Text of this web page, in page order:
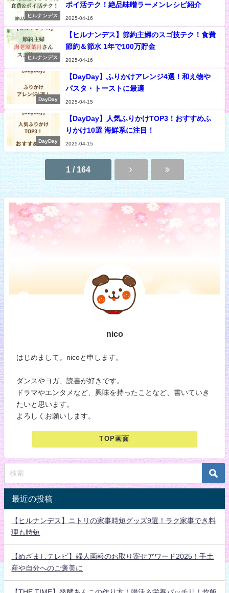
ヒルナンデス
ポイ活テク！絶品味噌ラーメンレシピ紹介
2025-04-16
ヒルナンデス
【ヒルナンデス】節約主婦のスゴ技テク！食費
節約＆節水 1年で100万貯金
2025-04-16
DayDay
【DayDay】ふりかけアレンジ4選！和え物や
パスタ・トーストに最適
2025-04-15
DayDay
【DayDay】人気ふりかけTOP3！おすすめふ
りかけ10選 海鮮系に注目！
2025-04-15
1 / 164
nico
はじめまして。nicoと申します。
ダンスやヨガ、読書が好きです。
ドラマやエンタメなど、興味を持ったことなど、書いていき
たいと思います。
よろしくお願いします。
TOP画面
最近の投稿
【ヒルナンデス】ニトリの家事時短グッズ9選！ラク家事でき料
理も時短
【めざましテレビ】婦人画報のお取り寄せアワード2025！手土
産や自分へのご褒美に